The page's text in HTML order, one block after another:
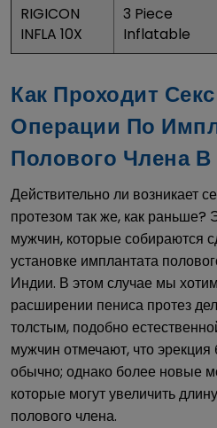
RIGICON
INFLA 10X
3 Piece
Inflatable
Как Проходит
Операции По
Полового Члена
Действительно ли возникает
протезом так же, как раньше?
мужчин, которые собираются
установке имплантата
Индии. В этом случае мы
расширении пениса протез
толстым, подобно
мужчин отмечают, что
обычно; однако более новые
которые могут увеличить
полового члена.